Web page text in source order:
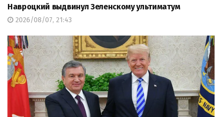
Навроцкий выдвинул Зеленскому ультиматум
2026/08/07, 21:43